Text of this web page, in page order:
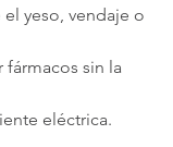
yeso, vendaje o
sin la
eléctrica.